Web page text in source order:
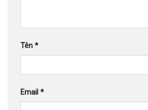
Tên *
Email *